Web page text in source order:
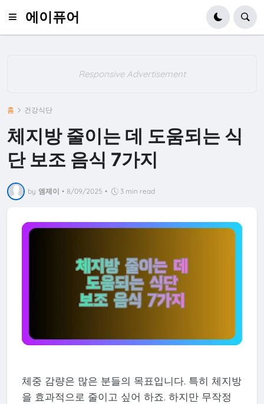
에이퓨어
Responsive Advertisement
홈 건강식단
체지방 줄이는 데 도움되는 식
단 보조 음식 7가지
by 엠제이 • 8/09/2025 • 3 min read
체중 감량은 많은 분들의 목표입니다. 특히 체지방
을 효과적으로 줄이고 싶어 하죠. 하지만 무작정